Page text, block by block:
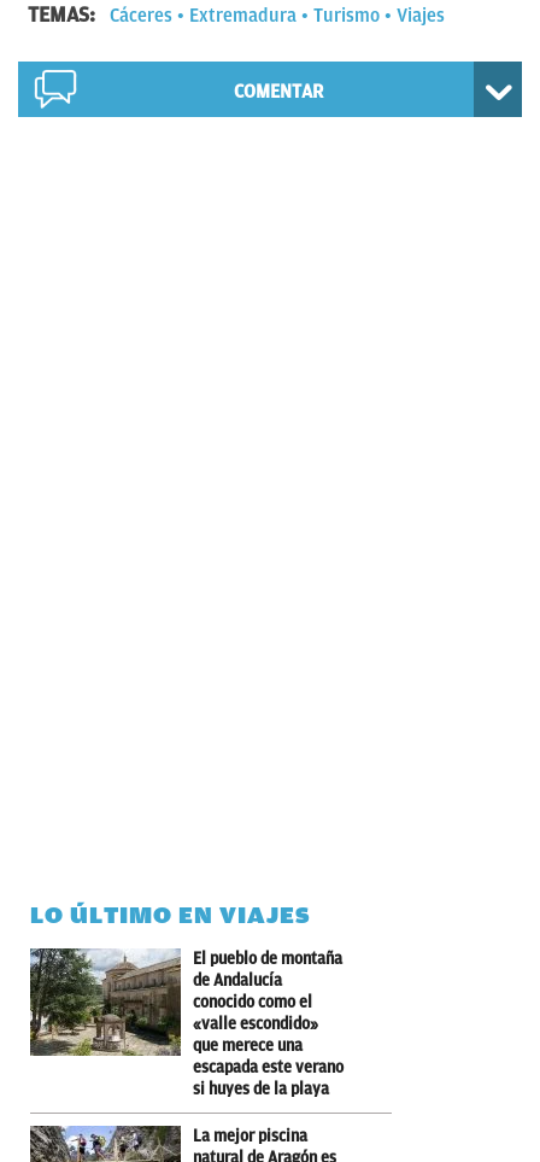
TEMAS: Cáceres Extremadura Turismo Viajes
COMENTAR
LO ÚLTIMO EN VIAJES
El pueblo de montaña
de Andalucía
conocido como el
«valle escondido»
que merece una
escapada este verano
si huyes de la playa
La mejor piscina
natural de Aragón es